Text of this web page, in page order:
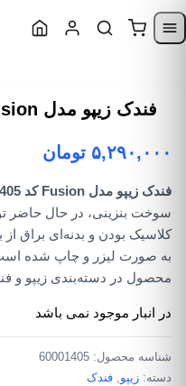
Skip to navigation
فندک زیپو مدل Fusion کد ۶۰۰۰۱۴۰۵
۵,۲۹۰,۰۰۰ تومان
فندک زیپو مدل Fusion کد 60001405
سوخت بنزینی، در حال حاضر
کلاسیک بودن و بدنه‌ای براق
به صورت لیزر و چاپ شده
محصول در دسته‌بندی زیپو و
در انبار موجود نمی باشد
شناسه محصول: 60001405
دسته: زیپو فندک